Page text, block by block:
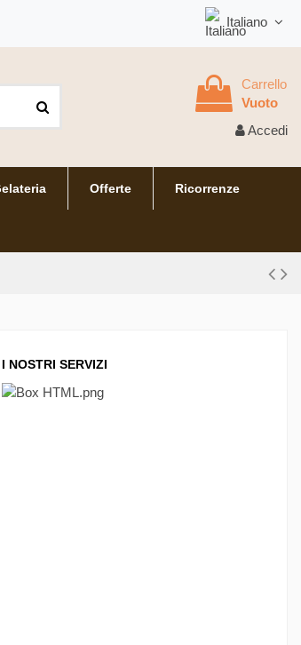
Italiano
Carrello
Vuoto
Accedi
Offerte Ricorrenze
I NOSTRI SERVIZI